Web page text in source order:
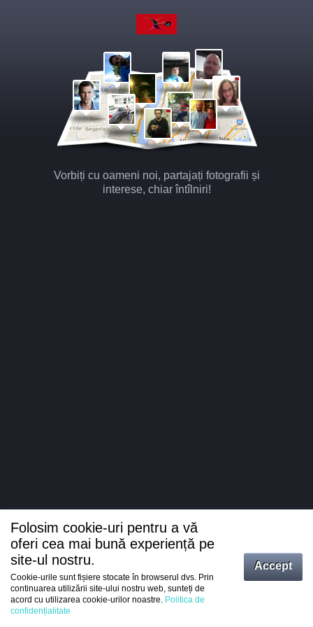
Vorbiți cu oameni noi, partajați fotografii și
interese, chiar întîlniri!
Intrați
Folosim cookie-uri pentru a vă
oferi cea mai bună experiență pe
site-ul nostru.
Cookie-urile sunt fișiere stocate în browserul dvs. Prin
continuarea utilizării site-ului nostru web, sunteți de
acord cu utilizarea cookie-urilor noastre. Politica de
confidențialitate
Accept